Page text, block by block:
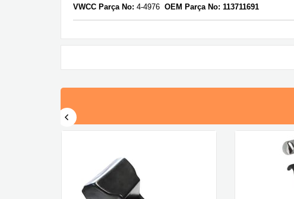
VWCC Parça No: 4-4976 OEM Parça No: 113711691